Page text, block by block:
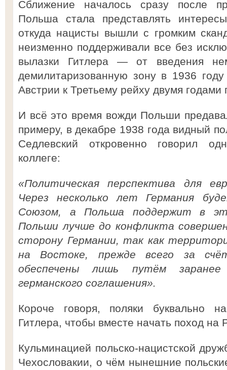
Сближение началось сразу после
Польша стала представлять
откуда нацисты вышли с громким
неизменно поддерживали все без
вылазки Гитлера — от введения
демилитаризованную зону в 1936
Австрии к Третьему рейху двумя годами
И всё это время вожди Польши
примеру, в декабре 1938 года видный
Седлевский откровенно говорил
коллеге:
«Политическая перспектива для
Через несколько лет Германия
Союзом, а Польша поддержит в
Польши лучше до конфликта
сторону Германии, так как
на Востоке, прежде всего за
обеспечены лишь путём заранее
германского соглашения».
Короче говоря, поляки буквально
Гитлера, чтобы вместе начать поход на
Кульминацией польско-нацистской
Чехословакии, о чём нынешние